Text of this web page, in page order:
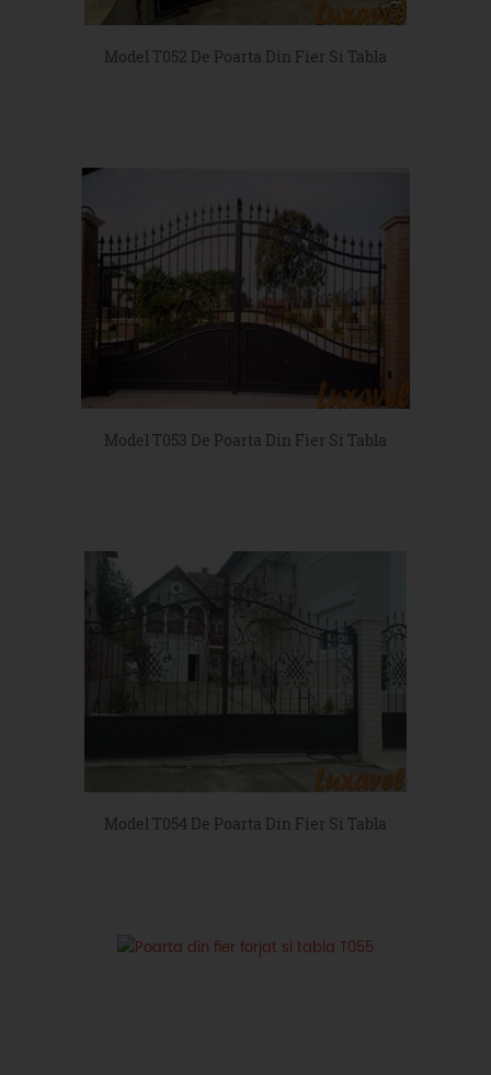
Model T052 De Poarta Din Fier Si Tabla
Model T053 De Poarta Din Fier Si Tabla
Model T054 De Poarta Din Fier Si Tabla